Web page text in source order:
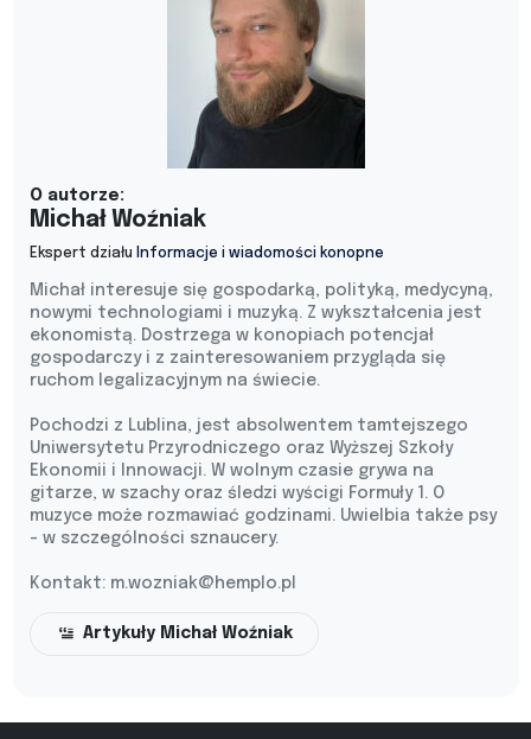
O autorze:
Michał Woźniak
Ekspert działu Informacje i wiadomości konopne
Michał interesuje się gospodarką, polityką, medycyną,
nowymi technologiami i muzyką. Z wykształcenia jest
ekonomistą. Dostrzega w konopiach potencjał
gospodarczy i z zainteresowaniem przygląda się
ruchom legalizacyjnym na świecie.
Pochodzi z Lublina, jest absolwentem tamtejszego
Uniwersytetu Przyrodniczego oraz Wyższej Szkoły
Ekonomii i Innowacji. W wolnym czasie grywa na
gitarze, w szachy oraz śledzi wyścigi Formuły 1. O
muzyce może rozmawiać godzinami. Uwielbia także psy
- w szczególności sznaucery.
Kontakt: m.wozniak@hemplo.pl
Artykuły Michał Woźniak